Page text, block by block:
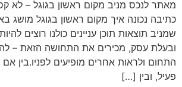
מאתר לנכס מניב מקום ראשון בגוגל – לא
כתיבה נכונה איך מקום ראשון בגוגל מושג
שמניב תוצאות תוכן עניינים כולנו רוצים
ובעלת עסק, מכירים את התחושה הזאת –
התחום ולראות אחרים מופיעים לפניו.בין
פעיל, ובין […]